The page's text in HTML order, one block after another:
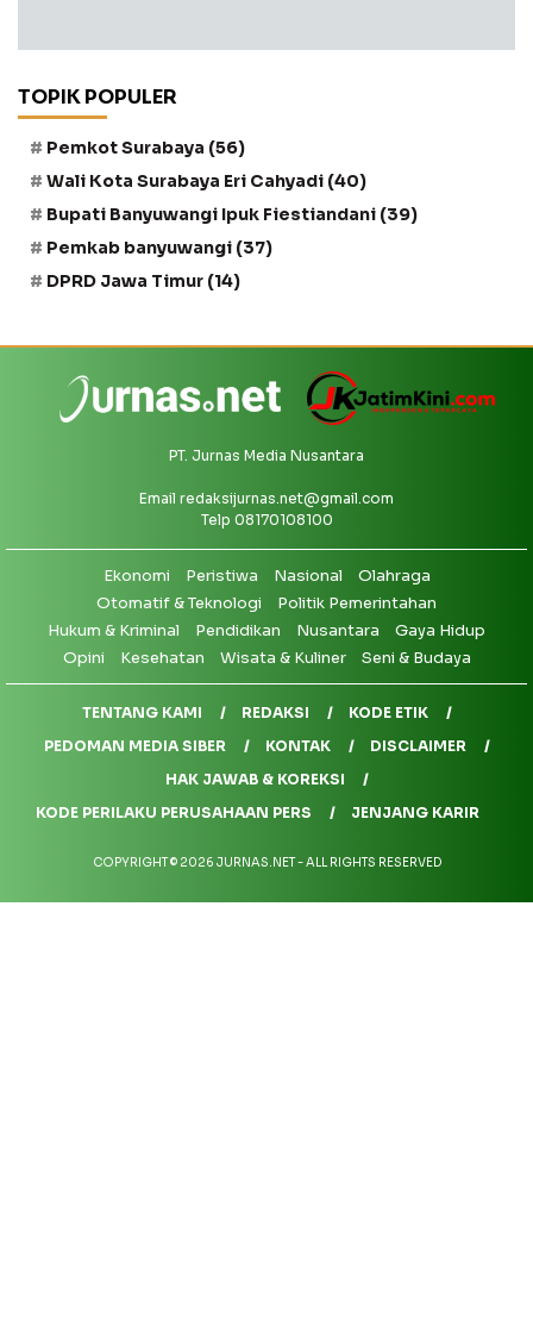
TOPIK POPULER
Pemkot Surabaya (56)
Wali Kota Surabaya Eri Cahyadi (40)
Bupati Banyuwangi Ipuk Fiestiandani (39)
Pemkab banyuwangi (37)
DPRD Jawa Timur (14)
PT. Jurnas Media Nusantara
Email redaksijurnas.net@gmail.com
Telp 08170108100
Ekonomi Peristiwa Nasional
Olahraga
Otomatif & Teknologi
Politik Pemerintahan
Hukum & Kriminal
Pendidikan Nusantara
Gaya Hidup
Opini
Kesehatan Wisata & Kuliner Seni & Budaya
TENTANG KAMI REDAKSI
KODE ETIK
PEDOMAN MEDIA SIBER
KONTAK
DISCLAIMER
HAK JAWAB & KOREKSI
KODE PERILAKU PERUSAHAAN PERS
JENJANG KARIR
COPYRIGHT © 2026 JURNAS.NET - ALL RIGHTS RESERVED